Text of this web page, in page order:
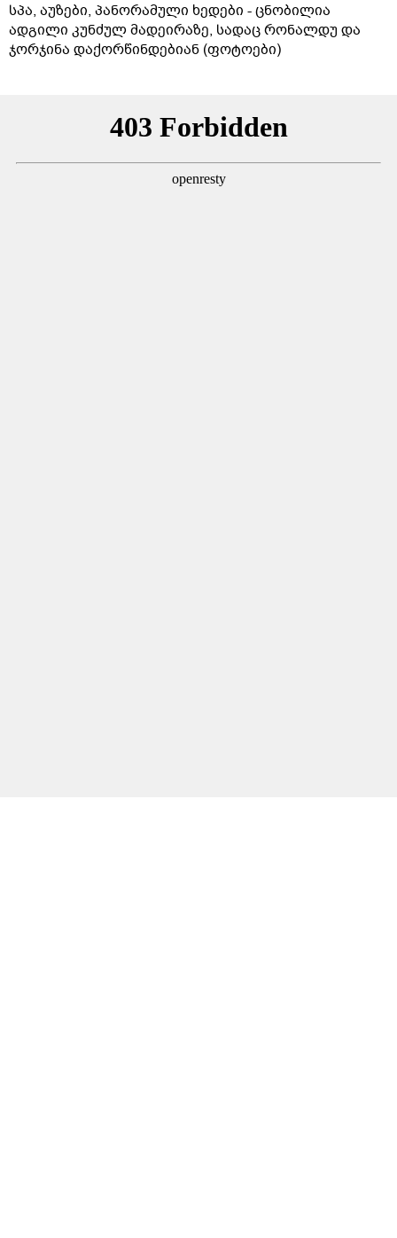
სპა, აუზები, პანორამული ხედები - ცნობილია
ადგილი კუნძულ მადეირაზე, სადაც რონალდუ და
ჯორჯინა დაქორწინდებიან (ფოტოები)